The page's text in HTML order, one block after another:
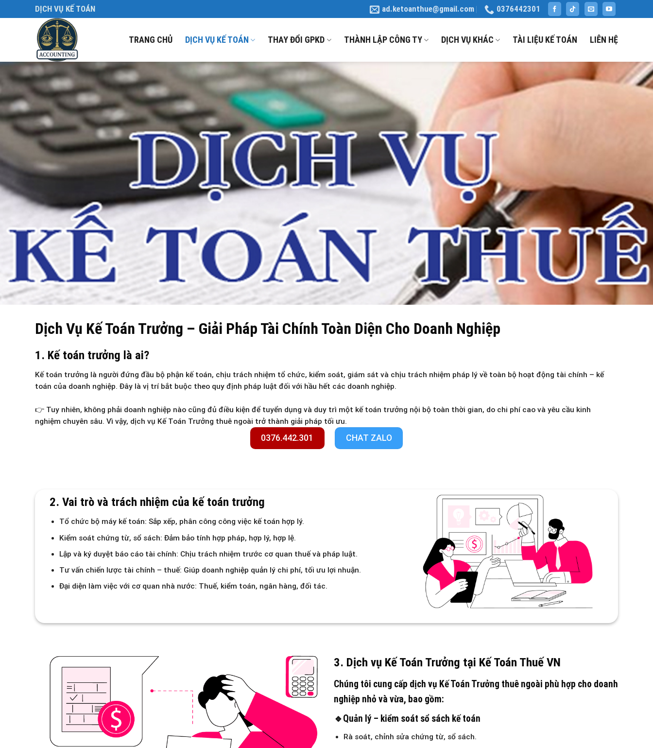
to
DỊCH VỤ KẾ TOÁN ad.ketoanthue@gmail.com 0376442301
TRANG CHỦ DỊCH VỤ KẾ TOÁN THAY ĐỔI GPKD THÀNH LẬP CÔNG TY DỊCH VỤ KHÁC TÀI LIỆU KẾ TOÁN LIÊN HỆ
Dịch Vụ Kế Toán Trưởng – Giải Pháp Tài Chính Toàn Diện Cho Doanh Nghiệp
1. Kế toán trưởng là ai?
Kế toán trưởng là người đứng đầu bộ phận kế toán, chịu trách nhiệm tổ chức, kiểm soát, giám sát và chịu trách nhiệm pháp lý về toàn bộ hoạt động tài chính – kế
toán của doanh nghiệp. Đây là vị trí bắt buộc theo quy định pháp luật đối với hầu hết các doanh nghiệp.
👉 Tuy nhiên, không phải doanh nghiệp nào cũng đủ điều kiện để tuyển dụng và duy trì một kế toán trưởng nội bộ toàn thời gian, do chi phí cao và yêu cầu kinh
nghiệm chuyên sâu. Vì vậy, dịch vụ Kế Toán Trưởng thuê ngoài trở thành giải pháp tối ưu.
0376.442.301 CHAT ZALO
2. Vai trò và trách nhiệm của kế toán trưởng
Tổ chức bộ máy kế toán: Sắp xếp, phân công công việc kế toán hợp lý.
Kiểm soát chứng từ, sổ sách: Đảm bảo tính hợp pháp, hợp lý, hợp lệ.
Lập và ký duyệt báo cáo tài chính: Chịu trách nhiệm trước cơ quan thuế và pháp luật.
Tư vấn chiến lược tài chính – thuế: Giúp doanh nghiệp quản lý chi phí, tối ưu lợi nhuận.
Đại diện làm việc với cơ quan nhà nước: Thuế, kiểm toán, ngân hàng, đối tác.
3. Dịch vụ Kế Toán Trưởng tại Kế Toán Thuế VN
Chúng tôi cung cấp dịch vụ Kế Toán Trưởng thuê ngoài phù hợp cho doanh
nghiệp nhỏ và vừa, bao gồm:
🔹Quản lý – kiểm soát sổ sách kế toán
Rà soát, chỉnh sửa chứng từ, sổ sách.